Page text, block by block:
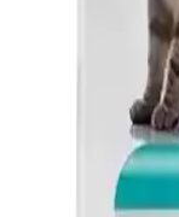
Royal Canin Gravy
kediler için konserve
kokusunu azaltır ve
profili ve nemli
Yavru kediler
tavuklu kuru